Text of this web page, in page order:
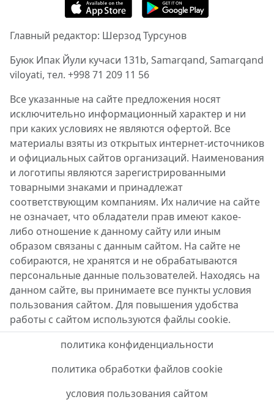
Главный редактор: Шерзод Турсунов
Буюк Ипак Йули кучаси 131b, Samarqand, Samarqand
viloyati, тел. +998 71 209 11 56
Все указанные на сайте предложения носят
исключительно информационный характер и ни
при каких условиях не являются офертой. Все
материалы взяты из открытых интернет-источников
и официальных сайтов организаций. Наименования
и логотипы являются зарегистрированными
товарными знаками и принадлежат
соответствующим компаниям. Их наличие на сайте
не означает, что обладатели прав имеют какое-
либо отношение к данному сайту или иным
образом связаны с данным сайтом. На сайте не
собираются, не хранятся и не обрабатываются
персональные данные пользователей. Находясь на
данном сайте, вы принимаете все пункты условия
пользования сайтом. Для повышения удобства
работы с сайтом используются файлы cookie.
политика конфиденциальности
политика обработки файлов cookie
условия пользования сайтом